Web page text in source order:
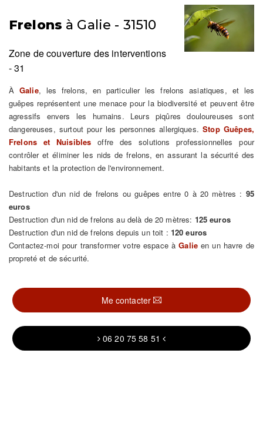
Frelons à Galie - 31510
Zone de couverture des interventions
- 31
À Galie, les frelons, en particulier les frelons asiatiques, et les
guêpes représentent une menace pour la biodiversité et peuvent être
agressifs envers les humains. Leurs piqûres douloureuses sont
dangereuses, surtout pour les personnes allergiques.Stop Guêpes,
Frelons et Nuisibles offre des solutions professionnelles pour
contrôler et éliminer les nids de frelons, en assurant la sécurité des
habitants et la protection de l'environnement.
Destruction d'un nid de frelons ou guêpes entre 0 à 20 mètres : 95
euros
Destruction d'un nid de frelons au delà de 20 mètres: 125 euros
Destruction d'un nid de frelons depuis un toit : 120 euros
Contactez-moi pour transformer votre espace àGalieen un havre de
propreté et de sécurité.
Me contacter
06 20 75 58 51